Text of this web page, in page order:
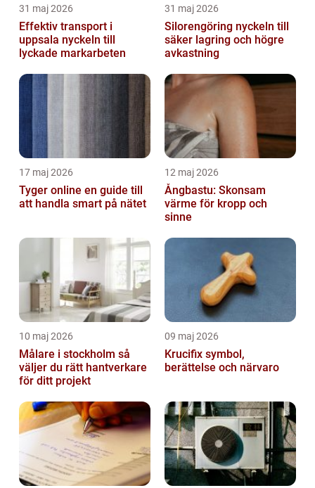
31 maj 2026
Effektiv transport i
uppsala nyckeln till
lyckade markarbeten
31 maj 2026
Silorengöring nyckeln till
säker lagring och högre
avkastning
17 maj 2026
Tyger online en guide till
att handla smart på nätet
12 maj 2026
Ångbastu: Skonsam
värme för kropp och
sinne
10 maj 2026
Målare i stockholm så
väljer du rätt hantverkare
för ditt projekt
09 maj 2026
Krucifix symbol,
berättelse och närvaro